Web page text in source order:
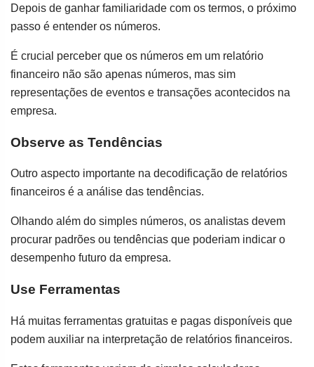
Depois de ganhar familiaridade com os termos, o próximo
passo é entender os números.
É crucial perceber que os números em um relatório
financeiro não são apenas números, mas sim
representações de eventos e transações acontecidos na
empresa.
Observe as Tendências
Outro aspecto importante na decodificação de relatórios
financeiros é a análise das tendências.
Olhando além do simples números, os analistas devem
procurar padrões ou tendências que poderiam indicar o
desempenho futuro da empresa.
Use Ferramentas
Há muitas ferramentas gratuitas e pagas disponíveis que
podem auxiliar na interpretação de relatórios financeiros.